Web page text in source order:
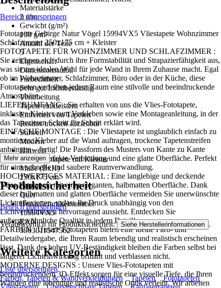
Materialstärke
2 mm
Gewicht (g/m²)
130 g/m²
Anzahl der Teile
5
Eigenschaft
Dimensionsstabil
Farbechtheit
Sehr gut Lichtbeständig
Verarbeitung
Tapete einkleistern
Entfernen von Tapeten
Restlos trocken abziehbar
Stilwelt
Modern
Hinweis
Vlies Fototapete mit Kleister
Maße (BxH)
250x175 cm
Format
Quer
Herstellerartikelnummer
15994VX5
EAN
5903011547562
Bereich überspringen
Fototapete Gebirge Natur Vögel 15994VX5 Vliestapete Wohnzimmer
Schlafzimmer 250x175 cm + Kleister
FOTOTAPETE FÜR WOHNZIMMER UND SCHLAFZIMMER :
Sie zeichnen sich durch ihre Formstabilität und Strapazierfähigkeit aus,
was sie zur idealen Wahl für jede Wand in Ihrem Zuhause macht. Egal
ob im Wohnzimmer, Schlafzimmer, Büro oder in der Küche, diese
Fototapeten verleihen jedem Raum eine stilvolle und beeindruckende
Atmosphäre..
LIEFERUMFANG : Sie erhalten von uns die Vlies-Fototapete,
inklusive Kleister zum Verkleben sowie eine Montageanleitung, in der
das Tapezieren Schritt für Schritt erklärt wird.
EINFACHE MONTAGE : Die Vliestapete ist unglaublich einfach zu
montieren: Kleber auf die Wand auftragen, trockene Tapetenstreifen
anbringen – fertig! Die Passform des Musters von Kante zu Kante
sorgt für eine perfekte Verbindung und eine glatte Oberfläche. Perfekt
für eine schnelle und saubere Raumverwandlung.
HOCHWERTIGES MATERIAL : Eine langlebige und deckende
Vlies-Fototapete mit einer eleganten, halbmatten Oberfläche. Dank
dieser halbmatten und glatten Oberfläche vermeiden Sie unerwünschte
Lichtreflexionen, sodass Ihr Druck unabhängig von den
Lichtverhältnissen hervorragend aussieht. Entdecken Sie
außergewöhnliche Qualität in jedem Detail!
FARBEN : Unsere Fototapeten bieten eine ideale Farb- und
Detailwiedergabe, die Ihren Raum lebendig und realistisch erscheinen
lässt. Dank der hohen UV-Beständigkeit bleiben die Farben selbst bei
längerer Lichteinwirkung brillant und verblassen nicht.
MODERNE DESIGNS : Unsere Vlies-Fototapeten mit
beeindruckendem 3D-Effekt sorgen für eine visuelle Tiefe, die Ihren
Wänden eine lebendige und realistische Optik verleiht. Wir arbeiten
Mehr anzeigen
Produktsicherheit
Bereich überspringen
Verantwortlich für Produktsicherheit: Siehe Herstellerinformationen .
Weitere Kategorien
Liste überspringen
Farben, Tapeten & Wandverkleidungen
Tapeten
Fototapeten